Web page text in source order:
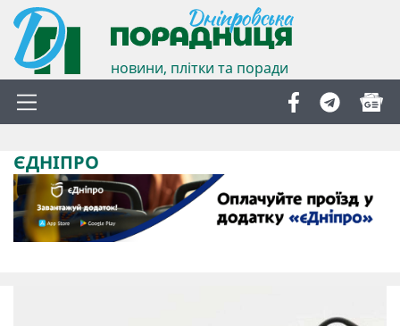
новини, плітки та поради
ЄДНІПРО